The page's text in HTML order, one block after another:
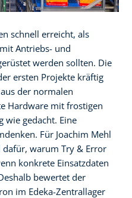
schnell erreicht, als
Antriebs- und
werden sollten. Die
ersten Projekte kräftig
der normalen
Hardware mit frostigen
wie gedacht. Eine
Für Joachim Mehl
dafür, warum Try & Error
konkrete Einsatzdaten
bewertet der
im Edeka-Zentrallager